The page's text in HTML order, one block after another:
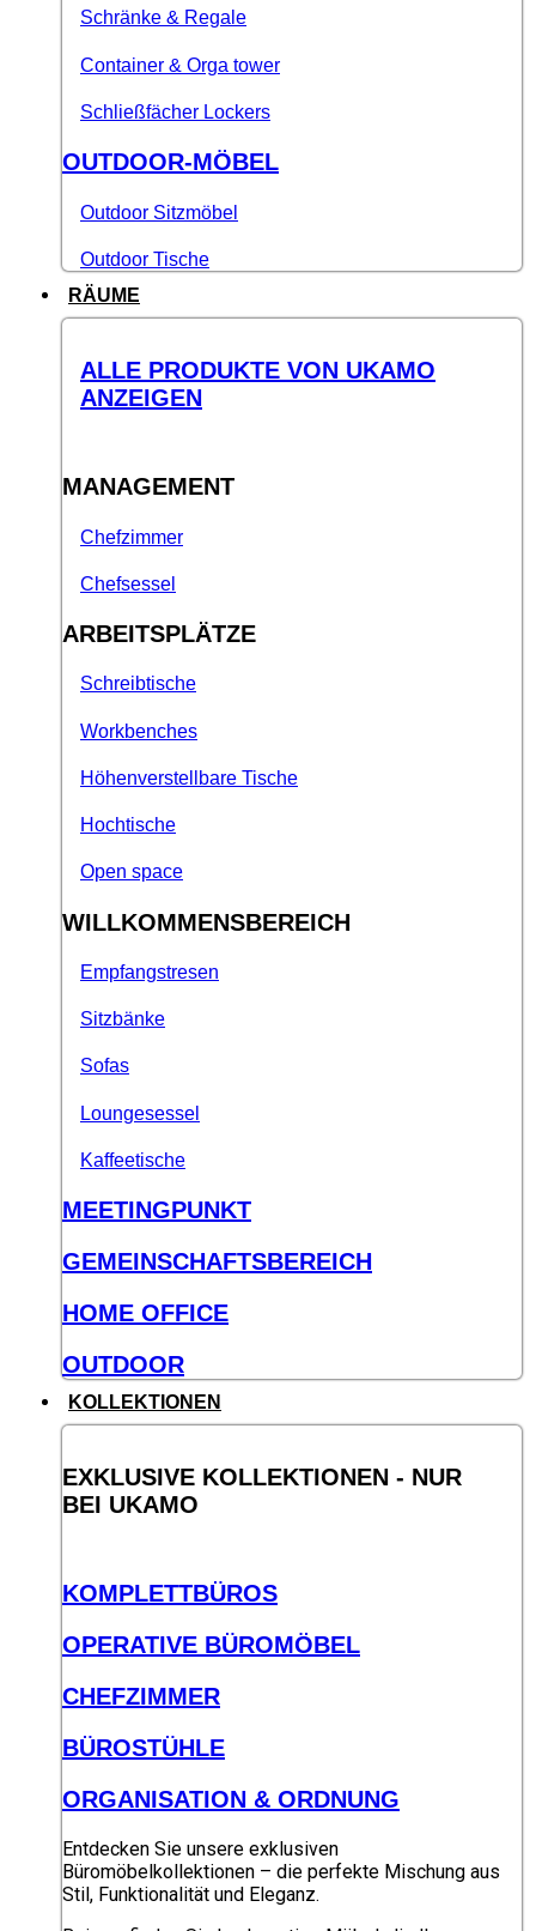
Schränke & Regale
Container & Orga tower
Schließfächer Lockers
OUTDOOR-MÖBEL
Outdoor Sitzmöbel
Outdoor Tische
RÄUME
ALLE PRODUKTE VON UKAMO
ANZEIGEN
MANAGEMENT
Chefzimmer
Chefsessel
ARBEITSPLÄTZE
Schreibtische
Workbenches
Höhenverstellbare Tische
Hochtische
Open space
WILLKOMMENSBEREICH
Empfangstresen
Sitzbänke
Sofas
Loungesessel
Kaffeetische
MEETINGPUNKT
GEMEINSCHAFTSBEREICH
HOME OFFICE
OUTDOOR
KOLLEKTIONEN
EXKLUSIVE KOLLEKTIONEN - NUR
BEI UKAMO
KOMPLETTBÜROS
OPERATIVE BÜROMÖBEL
CHEFZIMMER
BÜROSTÜHLE
ORGANISATION & ORDNUNG
Entdecken Sie unsere exklusiven
Büromöbelkollektionen – die perfekte Mischung aus
Stil, Funktionalität und Eleganz.